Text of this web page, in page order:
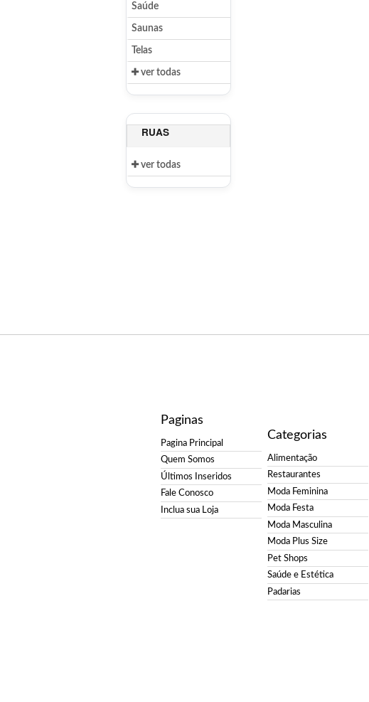
Saúde
Saunas
Telas
ver todas
RUAS
ver todas
Paginas
Pagina Principal
Quem Somos
Últimos Inseridos
Fale Conosco
Inclua sua Loja
Categorias
Alimentação
Restaurantes
Moda Feminina
Moda Festa
Moda Masculina
Moda Plus Size
Pet Shops
Saúde e Estética
Padarias